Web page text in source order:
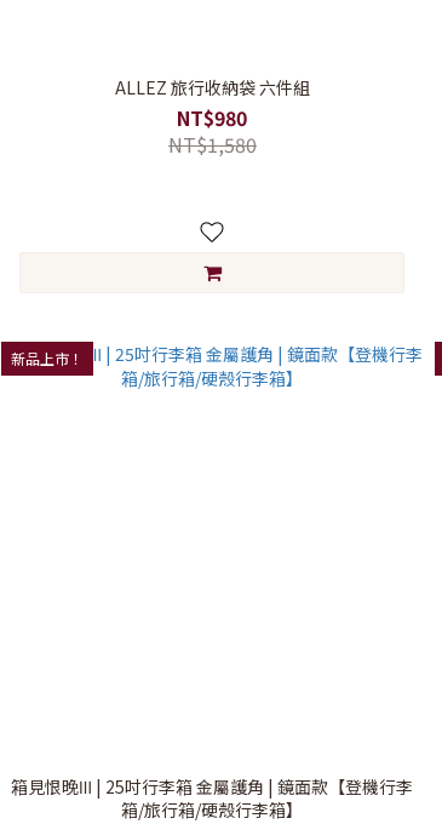
ALLEZ 旅行收納袋 六件組
NT$980
NT$1,580
新品上市！
箱見恨晚Ⅲ | 25吋行李箱 金屬護角 | 鏡面款【登機行李
箱/旅行箱/硬殼行李箱】